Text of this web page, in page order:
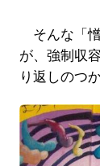
そんな「
が、強制収
り返しのつ